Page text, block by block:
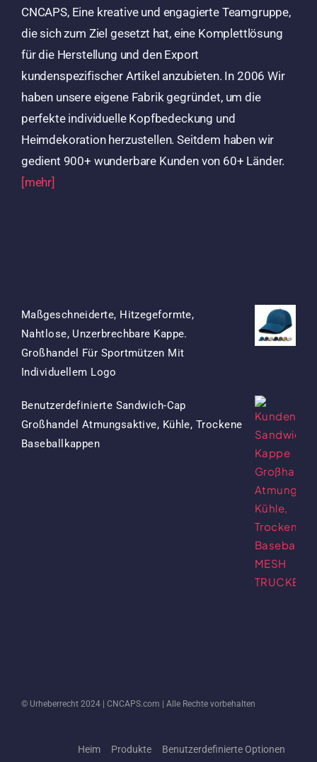
CNCAPS, Eine kreative und engagierte Teamgruppe,
die sich zum Ziel gesetzt hat, eine Komplettlösung
für die Herstellung und den Export
kundenspezifischer Artikel anzubieten. In 2006 Wir
haben unsere eigene Fabrik gegründet, um die
perfekte individuelle Kopfbedeckung und
Heimdekoration herzustellen. Seitdem haben wir
gedient 900+ wunderbare Kunden von 60+ Länder.
[mehr]
Maßgeschneiderte, Hitzegeformte,
Nahtlose, Unzerbrechbare Kappe.
Großhandel Für Sportmützen Mit
Individuellem Logo
War:
$15.50
Ist:
$7.50.
Benutzerdefinierte Sandwich-Cap
Großhandel Atmungsaktive, Kühle, Trockene
BaseballkappenUrsprünglicher
Aktueller
© Urheberrecht 2024 | CNCAPS.com | Alle Rechte vorbehalten
Heim Produkte Benutzerdefinierte Optionen